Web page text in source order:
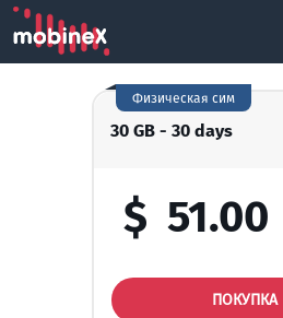
30 GB - 30 days
Физическая сим
$ 51.00
ПОКУПКА